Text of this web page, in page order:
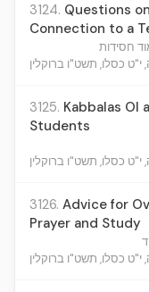
3124. Questions
Connection to a
חסידות
3125. Kabbalas Ol
Students
3126. Advice for
Prayer and Study